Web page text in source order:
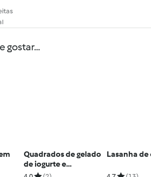
gostar...
Quadrados de gelado
de iogurte e
morangos
Lasanha de